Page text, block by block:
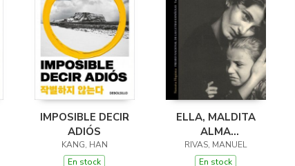
IMPOSIBLE DECIR
ADIÓS
KANG, HAN
En stock
ELLA, MALDITA
ALMA
(ED.AMPLIADA)
RIVAS, MANUEL
En stock